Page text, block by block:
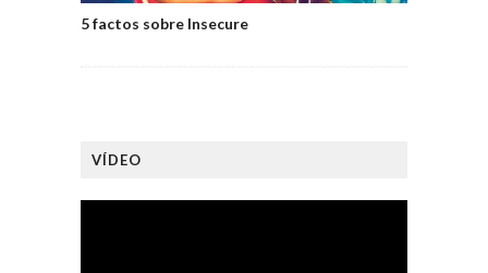
5 factos sobre Insecure
VÍDEO